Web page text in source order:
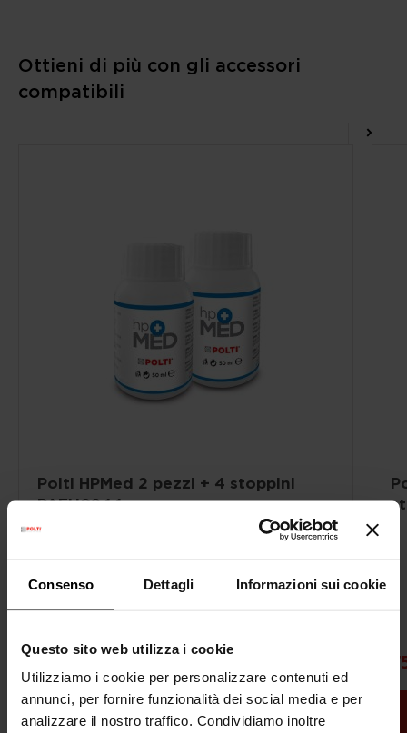
Consenso Dettagli Informazioni sui cookie
Questo sito web utilizza i cookie
Utilizziamo i cookie per personalizzare contenuti ed
annunci, per fornire funzionalità dei social media e per
analizzare il nostro traffico. Condividiamo inoltre
Ottieni di più con gli accessori
compatibili
Polti HPMed 2 pezzi + 4 stoppini
PAEU0244
13,90 €
ACQUISTA